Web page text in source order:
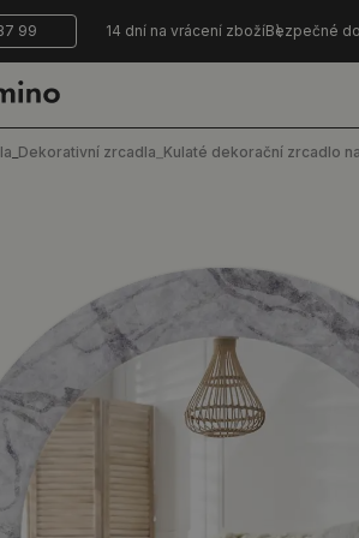
99 14 dní na vrácení zbožíBezpečné
Dekorativní zrcadla Kulaté dekorační zrcadlo